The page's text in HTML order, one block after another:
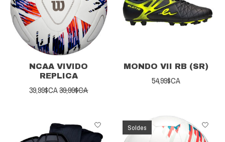
NCAA VIVIDO
REPLICA
39,99$CA39,99$CA
MONDO VII RB (SR)
54,99$CA
Soldes